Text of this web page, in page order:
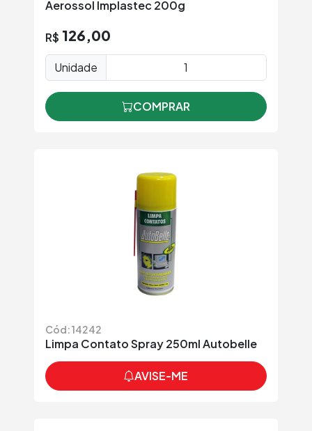
Aerossol Implastec 200g
R$ 126,00
Unidade
COMPRAR
Cód: 14242
Limpa Contato Spray 250ml Autobelle
AVISE-ME